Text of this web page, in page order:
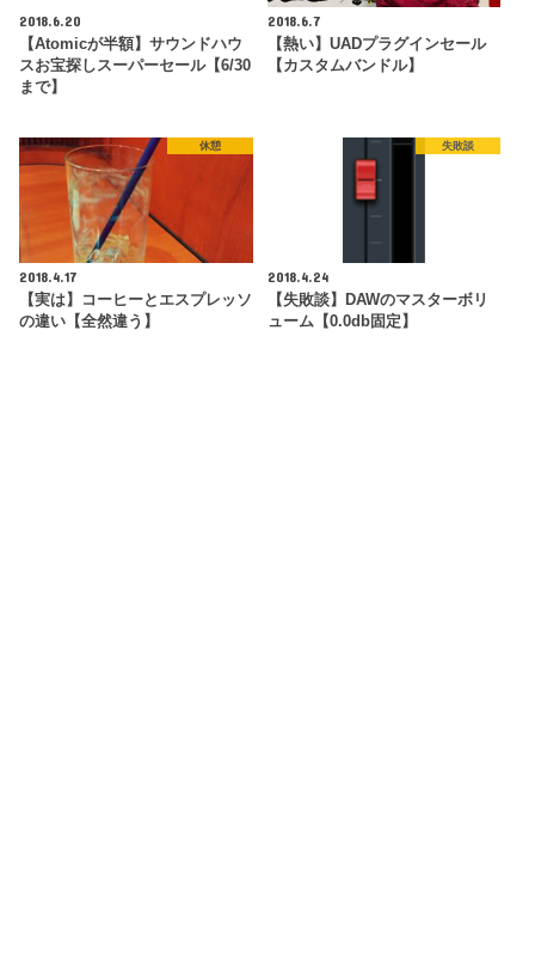
2018.6.20
【Atomicが半額】サウンドハウ
スお宝探しスーパーセール【6/30
まで】
2018.6.7
【熱い】UADプラグインセール
【カスタムバンドル】
休憩
2018.4.17
【実は】コーヒーとエスプレッソ
の違い【全然違う】
失敗談
2018.4.24
【失敗談】DAWのマスターボリ
ューム【0.0db固定】